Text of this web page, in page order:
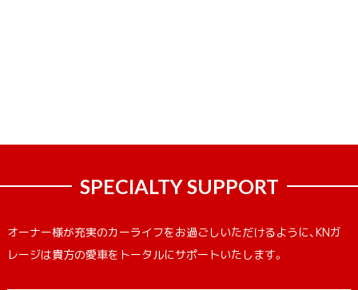
SPECIALTY SUPPORT
オーナー様が充実のカーライフをお過ごしいただけるように、KNガ
レージは貴方の愛車をトータルにサポートいたします。